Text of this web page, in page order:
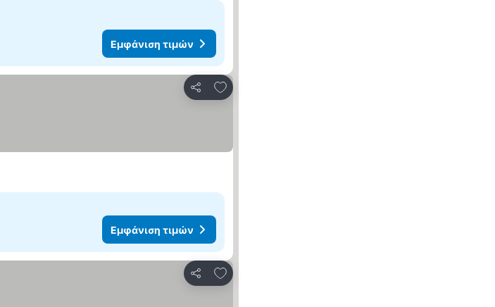
Εμφάνιση τιμών
Κοινοποίηση
Προσθήκη στα αγαπημένα
Εμφάνιση τιμών
Κοινοποίηση
Προσθήκη στα αγαπημένα